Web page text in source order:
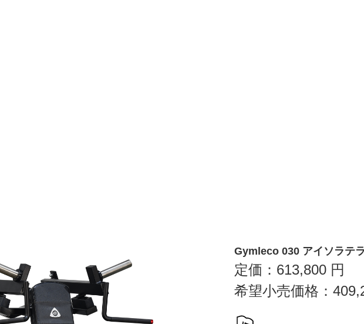
Gymleco 030 アイソラテ
定価： 613,800 円
希望小売価格：